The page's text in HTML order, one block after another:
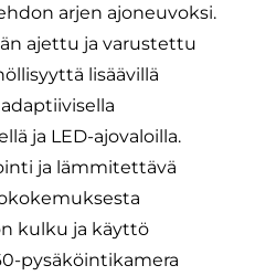
arjen ajoneuvoksi.
ajettu ja varustettu
lisäävillä
ja LED-ajovaloilla.
ja lämmitettävä
kulku ja käyttö
pysäköintikamera